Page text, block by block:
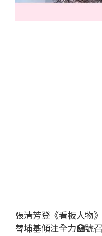
張清芳登《看板人物
替埔基傾注全力🏥號